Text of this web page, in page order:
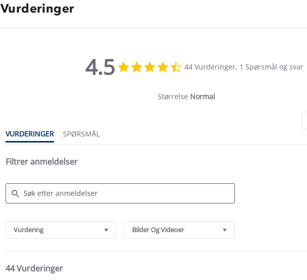
Vurderinger
4.5
star
44 Vurderinger, 1 Spørsmål og svar
Størrelse Normal
VURDERINGER SPØRSMÅL
Filtrer anmeldelser
Reviews
Vurdering Bilder Og Videoer
44 Vurderinger